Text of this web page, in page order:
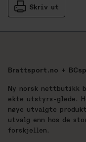
Skriv ut
Brattsport.no +
Ny norsk nettbutikk
ekte utstyrs-glede.
nøye utvalgte
utvalg enn hos de
forskjellen.